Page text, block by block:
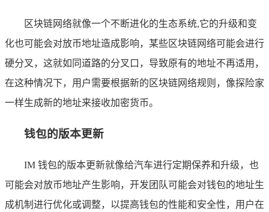
区块链网络就像一个不断进化的生态系统,它的升级和变
化也可能会对放币地址造成影响，某些区块链网络可能会进行
硬分叉，这就如同道路的分叉口，导致原有的地址不再适用，
在这种情况下，用户需要根据新的区块链网络规则，像探险家
一样生成新的地址来接收加密货币。
钱包的版本更新
IM 钱包的版本更新就像给汽车进行定期保养和升级，也
可能会对放币地址产生影响，开发团队可能会对钱包的地址生
成机制进行优化或调整，以提高钱包的性能和安全性，用户在